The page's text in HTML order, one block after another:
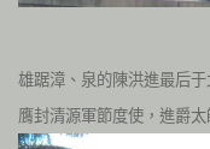
雄踞漳、泉的陳洪進最后
膺封清源軍節度使，進爵太